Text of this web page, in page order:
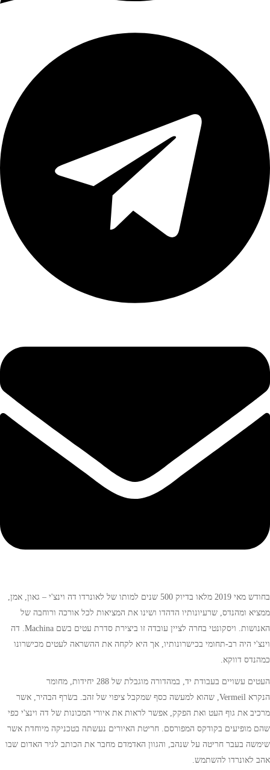
בחודש מאי 2019 מלאו בדיוק 500 שנים למותו של לאונרדו דה וינצ'י – גאון, אמן,
ממציא ומהנדס, שרעיונותיו הדהדו ושינו את המציאות לכל אורכה ורוחבה של
האנושות. ויסקונטי בחרה לציין עובדה זו ביצירת סדרת עטים בשם Machina. דה
וינצ'י היה רב-תחומי בכישרונותיו, אך היא לקחה את ההשראה לעטים מכישרונו
כמהנדס דווקא.
העטים עשויים בעבודת יד, במהדורה מוגבלת של 288 יחידות, מחומר
הנקרא Vermeil, שהוא למעשה כסף שמקבל ציפוי של זהב. בשׂרף הבהיר, אשר
מרכיב את גוף העט ואת הפקק, אפשר לראות את איורי המכונות של דה וינצ'י כפי
שהם מופיעים בקודקס המפורסם. חריטת האיורים נעשתה בטכניקה מיוחדת אשר
שימשה בעבר חריטה על שנהב, והגוון האדמדם מחבר את הכותב לגיר האדום שבו
אהב לאונרדו להשתמש.